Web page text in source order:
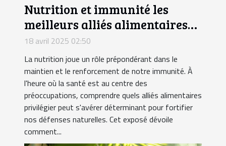
Nutrition et immunité les
meilleurs alliés alimentaires
pour renforcer vos défenses
naturelles
18 avril 2025 02:50
La nutrition joue un rôle prépondérant dans le
maintien et le renforcement de notre immunité. À
l'heure où la santé est au centre des
préoccupations, comprendre quels alliés alimentaires
privilégier peut s'avérer déterminant pour fortifier
nos défenses naturelles. Cet exposé dévoile
comment...